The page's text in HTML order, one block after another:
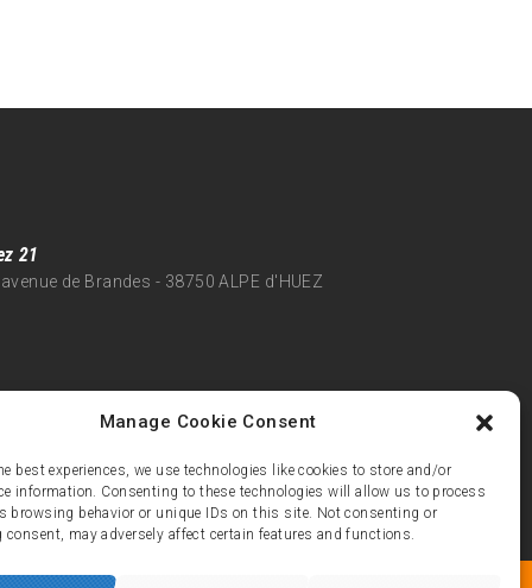
Manage Cookie Consent
best experiences, we use technologies like cookies to store and/or
information. Consenting to these technologies will allow us to process
browsing behavior or unique IDs on this site. Not consenting or
may adversely affect certain features and functions.
21
de Brandes - 38750 ALPE d'HUEZ